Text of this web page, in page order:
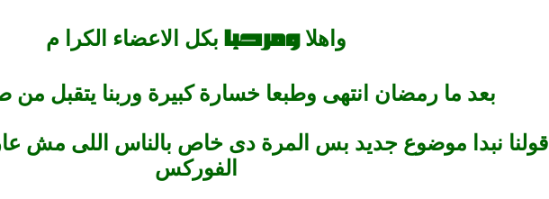
واهلاومرحبا بكل الاعضاء الكرا م
بعد ما رمضان انتهى وطبعا خسارة كبيرة وربنا يتقبل من
قولنا نبدا موضوع جديد بس المرة دى خاص بالناس اللى مش
الفوركس